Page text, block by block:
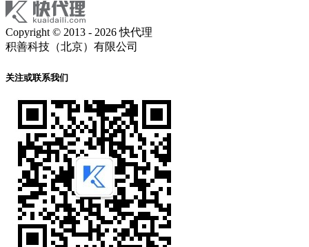
Copyright © 2013 - 2026 快代理
积善科技（北京）有限公司
关注或联系我们